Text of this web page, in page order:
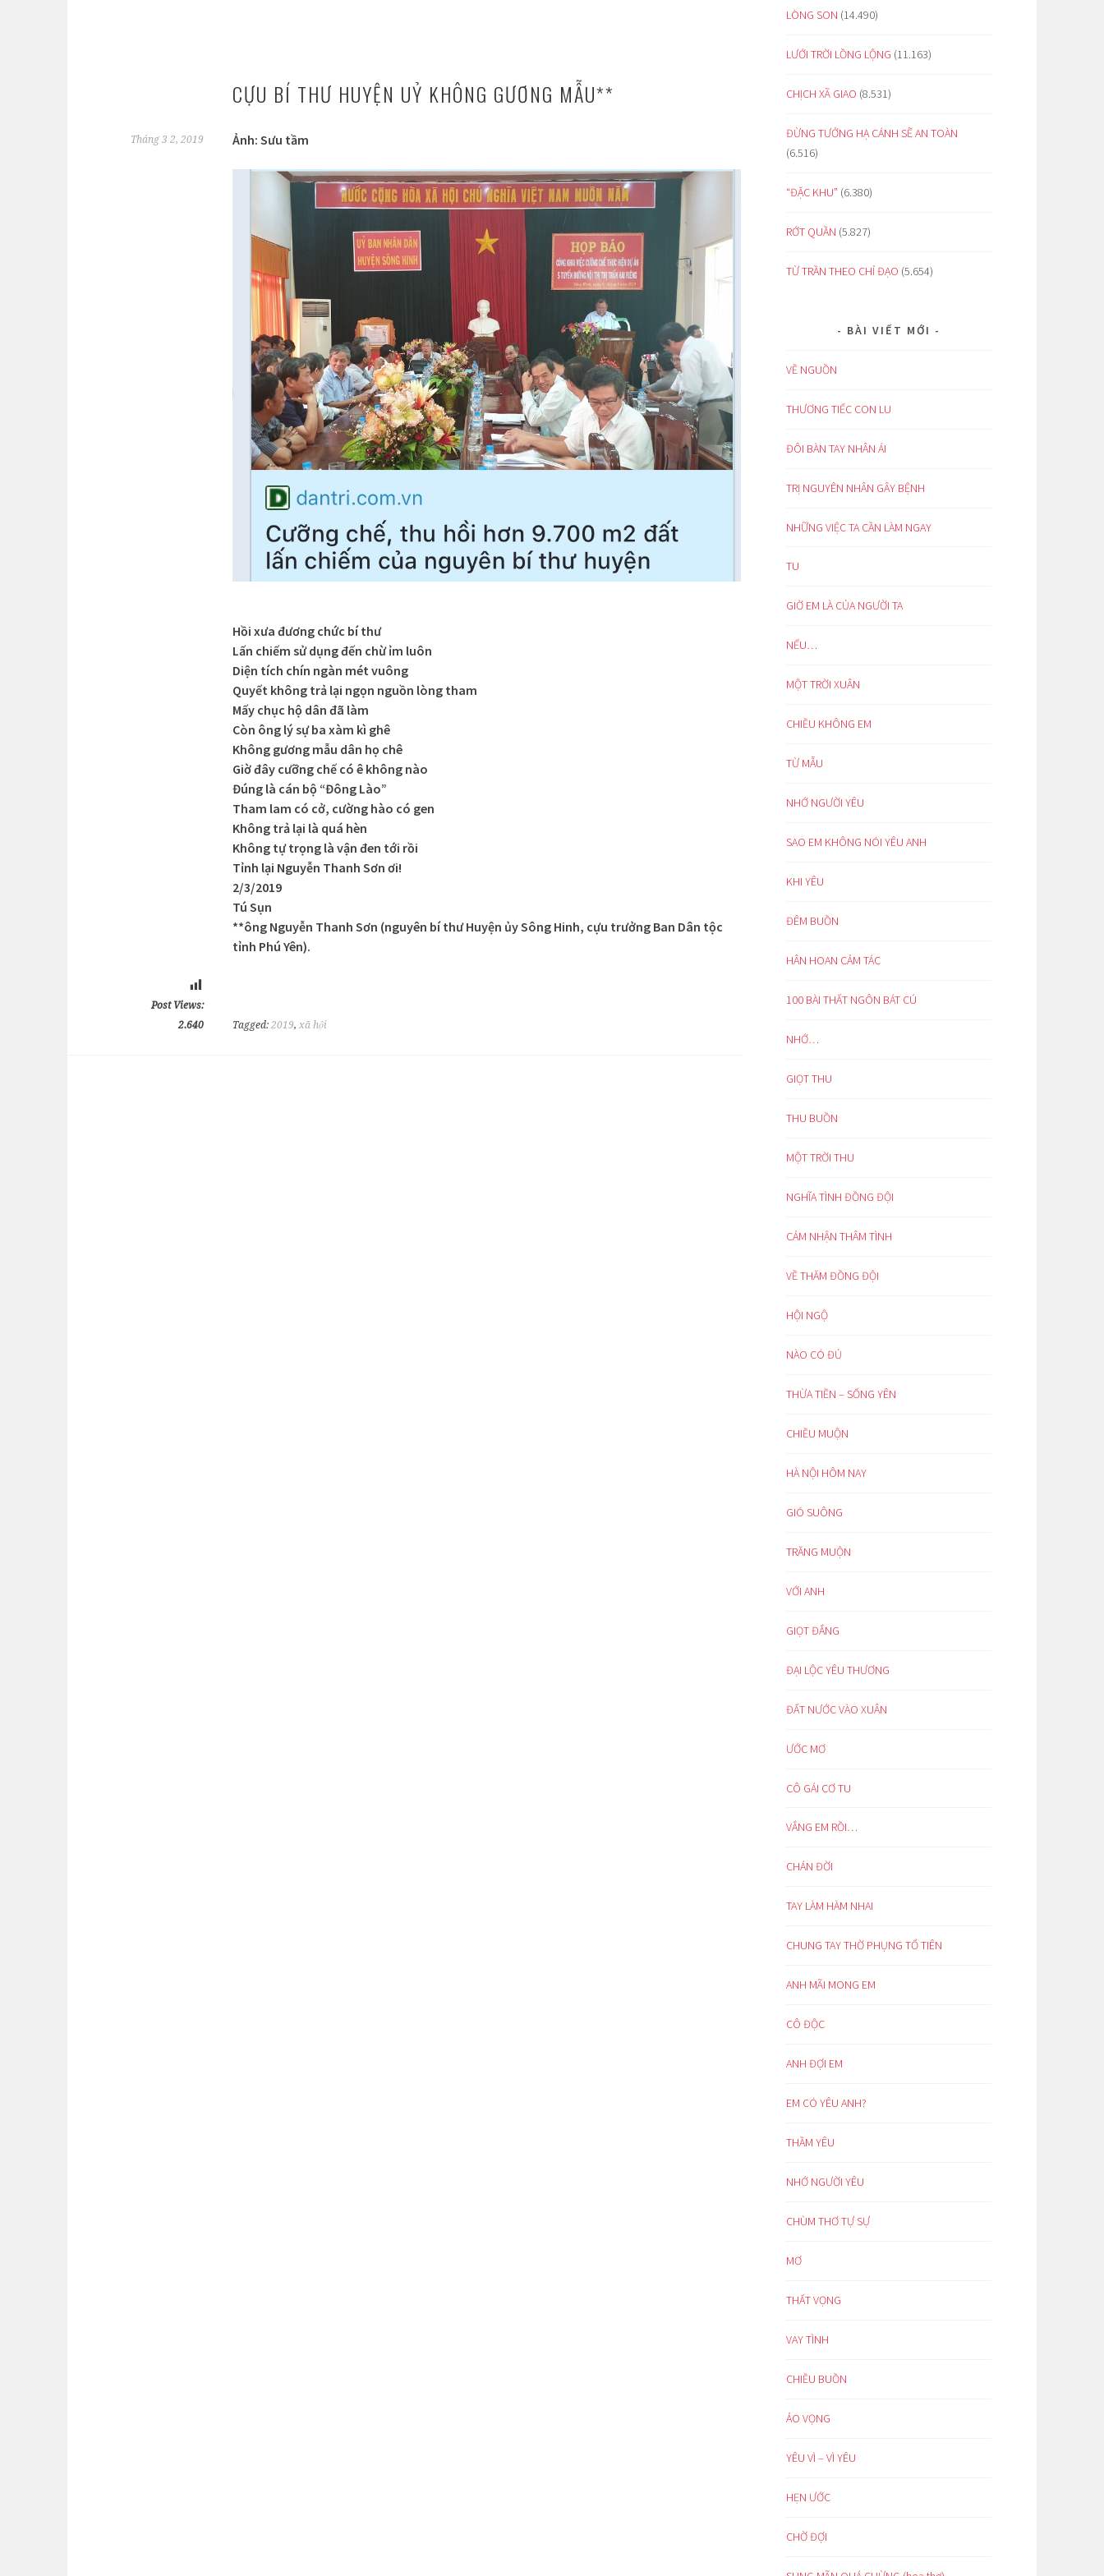
CỰU BÍ THƯ HUYỆN UỶ KHÔNG GƯƠNG MẪU**
Tháng 3 2, 2019 Ảnh: Sưu tầm
Hồi xưa đương chức bí thư
Lấn chiếm sử dụng đến chừ ỉm luôn
Diện tích chín ngàn mét vuông
Quyết không trả lại ngọn nguồn lòng tham
Mấy chục hộ dân đã làm
Còn ông lý sự ba xàm kì ghê
Không gương mẫu dân họ chê
Giờ đây cưỡng chế có ê không nào
Đúng là cán bộ “Đông Lào”
Tham lam có cở, cường hào có gen
Không trả lại là quá hèn
Không tự trọng là vận đen tới rồi
Tỉnh lại Nguyễn Thanh Sơn ơi!
2/3/2019
Tú Sụn
**ông Nguyễn Thanh Sơn (nguyên bí thư Huyện ủy Sông Hinh, cựu trưởng Ban Dân tộc
tỉnh Phú Yên).
Post Views:
2.640
Tagged: 2019, xã hội
LÒNG SON (14.490)
LƯỚI TRỜI LỒNG LỘNG (11.163)
CHỊCH XÃ GIAO (8.531)
ĐỪNG TƯỞNG HẠ CÁNH SẼ AN TOÀN
(6.516)
“ĐẶC KHU” (6.380)
RỚT QUẦN (5.827)
TỪ TRẦN THEO CHỈ ĐẠO (5.654)
BÀI VIẾT MỚI
VỀ NGUỒN
THƯƠNG TIẾC CON LU
ĐÔI BÀN TAY NHÂN ÁI
TRỊ NGUYÊN NHÂN GÂY BỆNH
NHỮNG VIỆC TA CẦN LÀM NGAY
TU
GIỜ EM LÀ CỦA NGƯỜI TA
NẾU…
MỘT TRỜI XUÂN
CHIỀU KHÔNG EM
TỪ MẪU
NHỚ NGƯỜI YÊU
SAO EM KHÔNG NÓI YÊU ANH
KHI YÊU
ĐÊM BUỒN
HÂN HOAN CẢM TÁC
100 BÀI THẤT NGÔN BÁT CÚ
NHỚ…
GIỌT THU
THU BUỒN
MỘT TRỜI THU
NGHĨA TÌNH ĐỒNG ĐỘI
CẢM NHẬN THÂM TÌNH
VỀ THĂM ĐỒNG ĐỘI
HỘI NGỘ
NÀO CÓ ĐỦ
THỪA TIỀN – SỐNG YÊN
CHIỀU MUỘN
HÀ NỘI HÔM NAY
GIÓ SUÔNG
TRĂNG MUỘN
VỚI ANH
GIỌT ĐẮNG
ĐẠI LỘC YÊU THƯƠNG
ĐẤT NƯỚC VÀO XUÂN
ƯỚC MƠ
CÔ GÁI CƠ TU
VẮNG EM RỒI…
CHÁN ĐỜI
TAY LÀM HÀM NHAI
CHUNG TAY THỜ PHỤNG TỔ TIÊN
ANH MÃI MONG EM
CÔ ĐỘC
ANH ĐỢI EM
EM CÓ YÊU ANH?
THẦM YÊU
NHỚ NGƯỜI YÊU
CHÙM THƠ TỰ SỰ
MƠ
THẤT VỌNG
VAY TÌNH
CHIỀU BUỒN
ẢO VỌNG
YÊU VÌ – VÌ YÊU
HẸN ƯỚC
CHỜ ĐỢI